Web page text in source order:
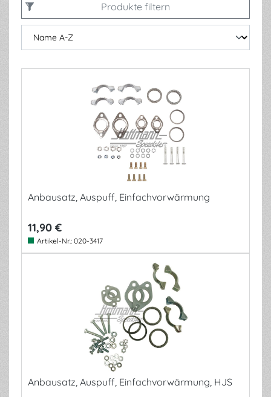
Produkte filtern
Anbausatz, Auspuff, Einfachvorwärmung
11,90 €
Artikel-Nr.: 020-3417
Anbausatz, Auspuff, Einfachvorwärmung, HJS